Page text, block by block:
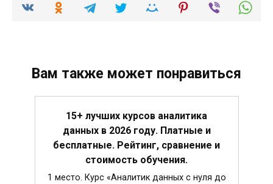
Вам также может понравиться
15+ лучших курсов аналитика
данных в 2026 году. Платные и
бесплатные. Рейтинг, сравнение и
стоимость обучения.
1 место. Курс «Аналитик данных с нуля до